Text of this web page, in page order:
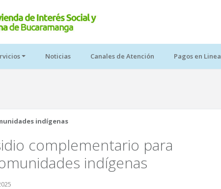
Noticias Canales de Atención Pagos en Linea
indígenas
complementario para
indígenas